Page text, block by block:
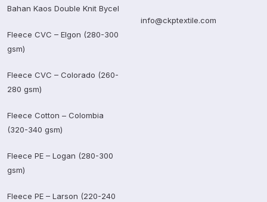
Bahan Kaos Double Knit Bycel
Fleece CVC – Elgon (280-300
gsm)
Fleece CVC – Colorado (260-
280 gsm)
Fleece Cotton – Colombia
(320-340 gsm)
Fleece PE – Logan (280-300
gsm)
Fleece PE – Larson (220-240
info@ckptextile.com